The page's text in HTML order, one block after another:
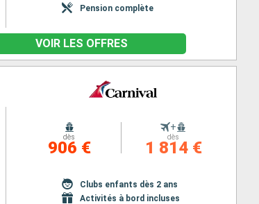
Pension complète
VOIR LES OFFRES
dès
906 €
+
dès
1 814 €
Clubs enfants dès 2 ans
Activités à bord incluses